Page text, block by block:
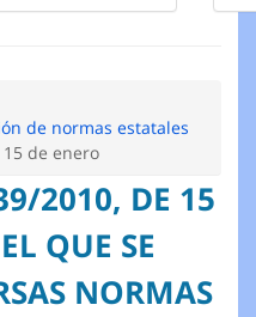
de normas estatales
15 de enero
2010, DE 15
QUE SE
NORMAS